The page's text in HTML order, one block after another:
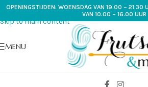
Skip to navigation
Skip to main content
OPENINGSTIJDEN: WOENSDAG VAN 19.00 – 21.30
VAN 10.00 – 16.00 UUR
MENU